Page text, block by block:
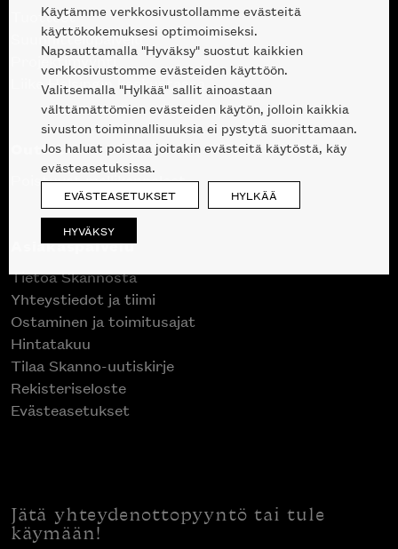
Tuotteet
Suunnittelupalvelu
Projektimyynti
Liike Helsingin keskustassa
Outlet
Poistuvat mallikappaleet
Asiakaspalvelu
Tietoa Skannosta
Yhteystiedot ja tiimi
Ostaminen ja toimitusajat
Hintatakuu
Tilaa Skanno-uutiskirje
Rekisteriseloste
Evästeasetukset
Jätä yhteydenottopyyntö tai tule
käymään!
Käytämme verkkosivustollamme evästeitä
käyttökokemuksesi optimoimiseksi.
Napsauttamalla "Hyväksy" suostut kaikkien
verkkosivustomme evästeiden käyttöön.
Valitsemalla "Hylkää" sallit ainoastaan
välttämättömien evästeiden käytön, jolloin kaikkia
sivuston toiminnallisuuksia ei pystytä suorittamaan.
Jos haluat poistaa joitakin evästeitä käytöstä, käy
evästeasetuksissa.
EVÄSTEASETUKSET HYLKÄÄ
HYVÄKSY